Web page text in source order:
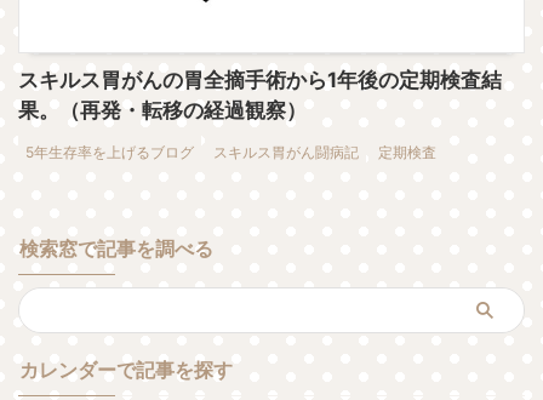
スキルス胃がんの胃全摘手術から1年後の定期検査結
果。（再発・転移の経過観察）
5年生存率を上げるブログ スキルス胃がん闘病記 定期検査
検索窓で記事を調べる
カレンダーで記事を探す